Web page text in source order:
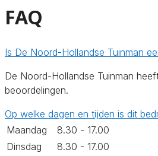
FAQ
Is De Noord-Hollandse Tuinman
De Noord-Hollandse Tuinman
beoordelingen.
Op welke dagen en tijden is dit
Maandag
8.30 - 17.00
Dinsdag
8.30 - 17.00